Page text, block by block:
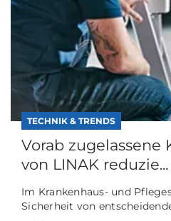
TECHNIK & TRENDS
Vorab zugelassene
von LINAK reduzie...
Im Krankenhaus- und
Sicherheit von